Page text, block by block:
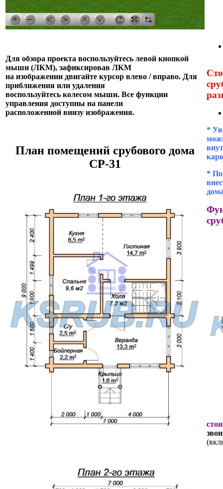
Для обзора проекта воспользуйтесь левой кнопкой
мыши (ЛКМ), зафиксировав ЛКМ
на изображении двигайте курсор влево / вправо. Для
приближения или удаления
воспользуйтесь колесом мыши. Все функции
управления доступны на панели
расположенной внизу изображения.
План помещений срубового дома
СР-31
*
*